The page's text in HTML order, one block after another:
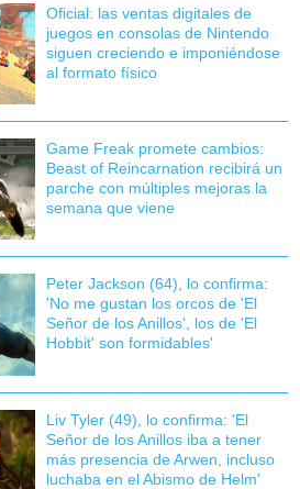
Oficial: las ventas digitales de
juegos en consolas de Nintendo
siguen creciendo e imponiéndose
al formato físico
Game Freak promete cambios:
Beast of Reincarnation recibirá un
parche con múltiples mejoras la
semana que viene
Peter Jackson (64), lo confirma:
'No me gustan los orcos de 'El
Señor de los Anillos', los de 'El
Hobbit' son formidables'
Liv Tyler (49), lo confirma: 'El
Señor de los Anillos iba a tener
más presencia de Arwen, incluso
luchaba en el Abismo de Helm'